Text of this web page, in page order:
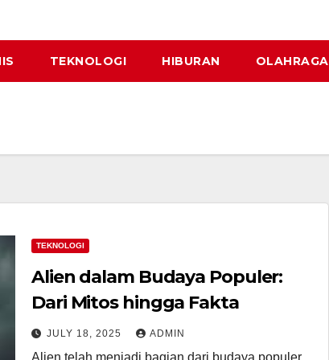
TEKNOLOGI HIBURAN OLAHRAGA
TEKNOLOGI
Alien dalam Budaya Populer:
Dari Mitos hingga Fakta
JULY 18, 2025 ADMIN
Alien telah menjadi bagian dari budaya populer